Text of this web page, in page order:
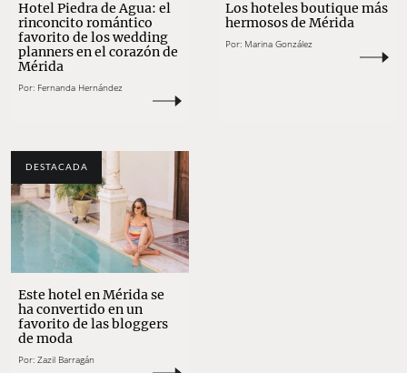
Hotel Piedra de Agua: el
rinconcito romántico
favorito de los wedding
planners en el corazón de
Mérida
Por: Fernanda Hernández
Los hoteles boutique más
hermosos de Mérida
Por: Marina González
DESTACADA
Este hotel en Mérida se
ha convertido en un
favorito de las bloggers
de moda
Por: Zazil Barragán